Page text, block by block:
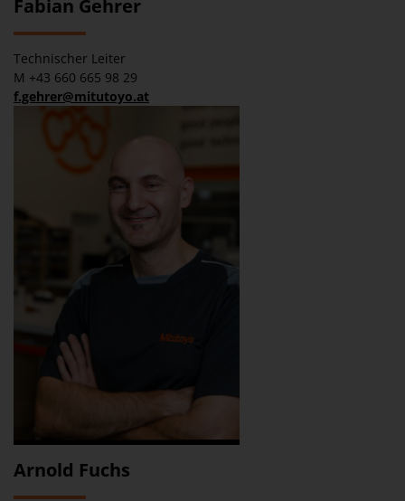
Fabian Gehrer
Technischer Leiter
M +43 660 665 98 29
f.gehrer@mitutoyo.at
Arnold Fuchs